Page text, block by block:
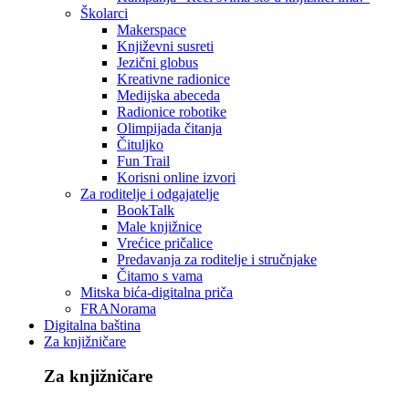
Školarci
Makerspace
Književni susreti
Jezični globus
Kreativne radionice
Medijska abeceda
Radionice robotike
Olimpijada čitanja
Čituljko
Fun Trail
Korisni online izvori
Za roditelje i odgajatelje
BookTalk
Male knjižnice
Vrećice pričalice
Predavanja za roditelje i stručnjake
Čitamo s vama
Mitska bića-digitalna priča
FRANorama
Digitalna baština
Za knjižničare
Za knjižničare